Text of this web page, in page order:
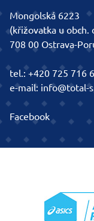
Mongolská 6223
(křižovatka u obch.
708 00 Ostrava-
tel.:+420 725 716
e-mail: info@total-
Facebook